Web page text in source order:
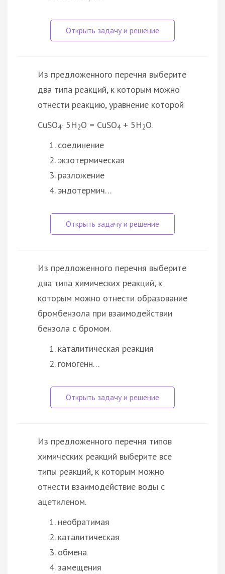
Из предложенного перечня выберите
два типа реакций, к которым можно
отнести реакцию, уравнение которой
CuSO4· 5H2O = CuSO4+ 5H2O.
соединение
экзотермическая
разложение
эндотермич…
Из предложенного перечня выберите
два типа химических реакций, к
которым можно отнести образование
бромбензола при взаимодействии
бензола с бромом.
каталитическая реакция
гомогенн…
Из предложенного перечня типов
химических реакций выберите все
типы реакций, к которым можно
отнести взаимодействие воды с
ацетиленом.
необратимая
каталитическая
обмена
замещения